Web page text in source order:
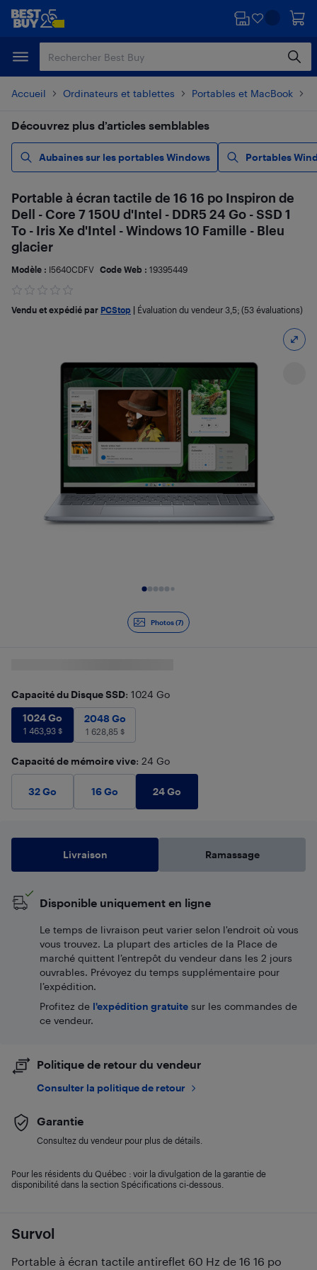
Passer
principal
Passer
Accueil Ordinateurs et tablettes Portables et MacBook
Découvrez plus d’articles semblables
Aubaines sur les portables Windows Portables
Photos (7)
Survol
Portable à écran tactile antireflet 60 Hz de 16 16 po
Portable à écran tactile de 16 16 po Inspiron de
Dell - Core 7 150U d'Intel - DDR5 24 Go - SSD 1
To - Iris Xe d'Intel - Windows 10 Famille - Bleu
glacier
Modèle : I5640CDFV Code Web : 19395449
Vendu et expédié par PCStop Évaluation du vendeur 3,5; (53 évaluations)
Capacité du Disque SSD: 1024 Go
1024 Go
1 463,93$
1024 Go
1 463,93$
2048 Go
2048 Go
1 628,85 $
Capacité de mémoire vive: 24 Go
32 Go 16 Go 24 Go
Livraison Ramassage
Disponible uniquement en ligne
Le temps de livraison peut varier selon l'endroit où vous
vous trouvez. La plupart des articles de la Place de
marché quittent l’entrepôt du vendeur dans les 2 jours
ouvrables. Prévoyez du temps supplémentaire pour
l’expédition.
Profitez de l'expédition gratuite sur les commandes de
ce vendeur.
Politique de retour du vendeur
Consulter la politique de retour
Garantie
Consultez du vendeur pour plus de détails.
Pour les résidents du Québec : voir la divulgation de la garantie de
disponibilité dans la section Spécifications ci-dessous.